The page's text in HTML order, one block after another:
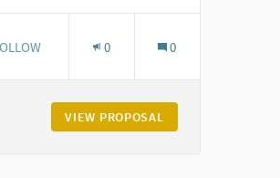
0 0
VIEW PROPOSAL